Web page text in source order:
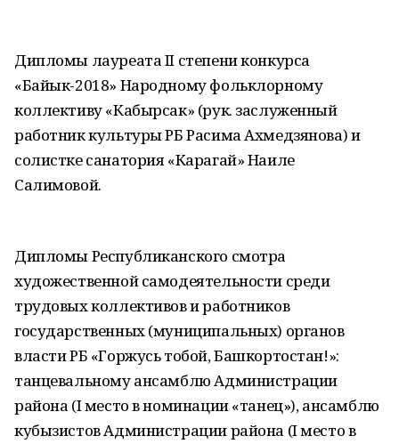
Дипломы лауреата II степени конкурса
«Байык-2018» Народному фольклорному
коллективу «Кабырсак» (рук. заслуженный
работник культуры РБ Расима Ахмедзянова) и
солистке санатория «Карагай» Наиле
Салимовой.
Дипломы Республиканского смотра
художественной самодеятельности среди
трудовых коллективов и работников
государственных (муниципальных) органов
власти РБ «Горжусь тобой, Башкортостан!»:
танцевальному ансамблю Администрации
района (I место в номинации «танец»), ансамблю
кубызистов Администрации района (I место в